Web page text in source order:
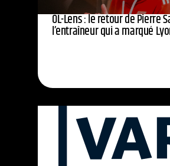
OL-Lens : le retour de Pierre
l’entraîneur qui a marqué